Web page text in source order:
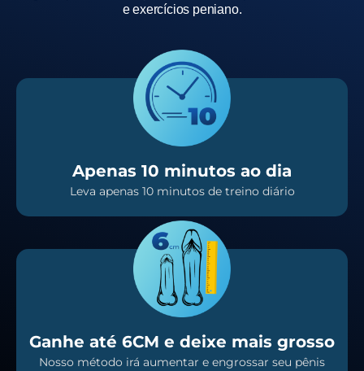
e exercícios peniano.
Apenas 10 minutos ao dia
Leva apenas 10 minutos de treino diário
Ganhe até 6CM e deixe mais grosso
Nosso método irá aumentar e engrossar seu pênis